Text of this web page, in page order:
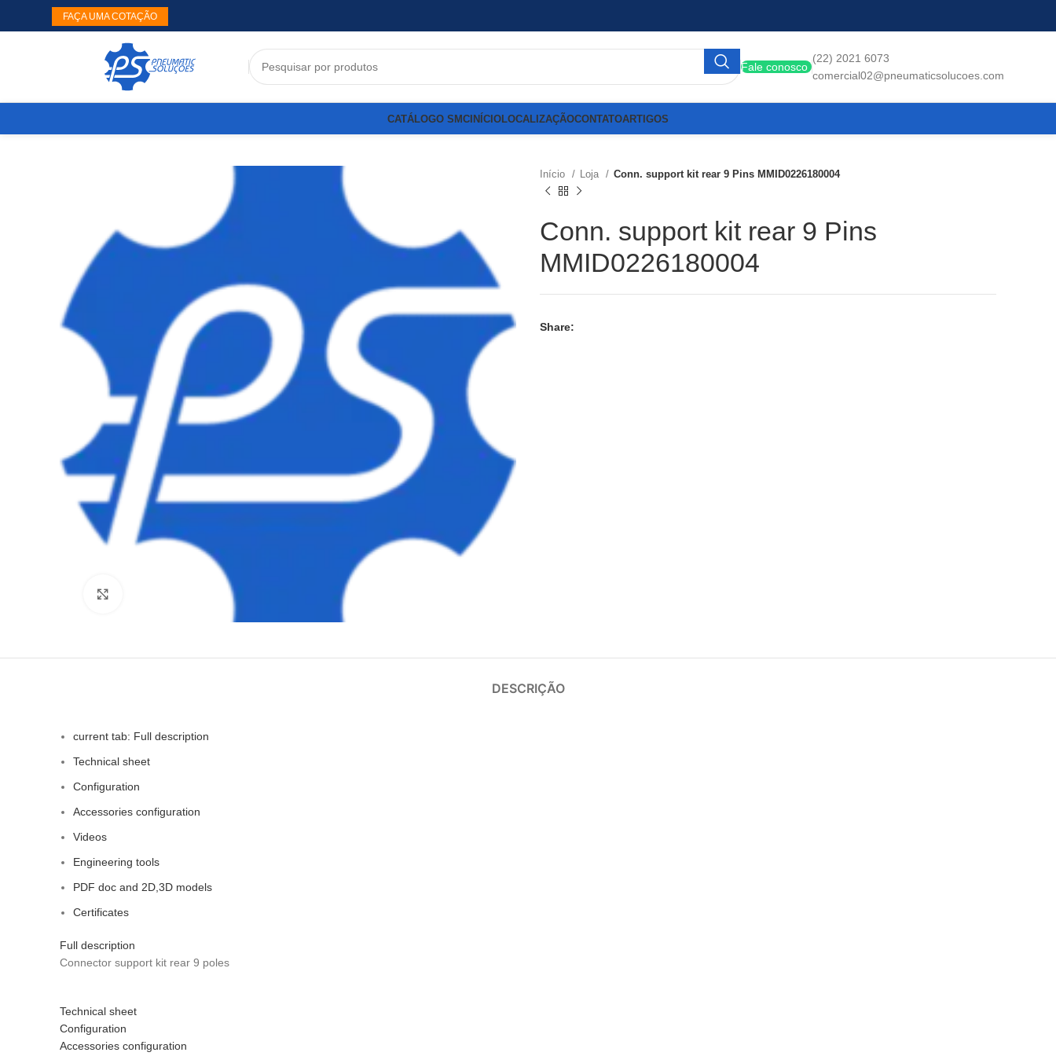
FAÇA UMA COTAÇÃO
Fale conosco
(22) 2021 6073
comercial02@pneumaticsolucoes.com
CATÁLOGO SMCINÍCIOLOCALIZAÇÃOCONTATOARTIGOS
Início Loja Conn. support kit rear 9 Pins MMID0226180004
Conn. support kit rear 9 Pins
MMID0226180004
Share:
DESCRIÇÃO
current tab: Full description
Technical sheet
Configuration
Accessories configuration
Videos
Engineering tools
PDF doc and 2D,3D models
Certificates
Full description
Connector support kit rear 9 poles
Technical sheet
Configuration
Accessories configuration